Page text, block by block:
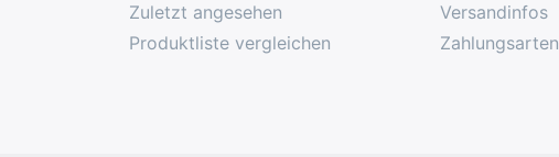
Zuletzt angesehen
Produktliste vergleichen
Versandinfos
Zahlungsarten